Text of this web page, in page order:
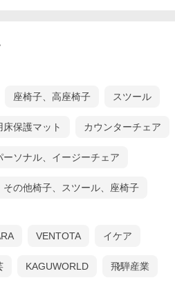
座椅子、高座椅子 スツール
床保護マット カウンターチェア
ーソナル、イージーチェア
その他椅子、スツール、座椅子
VENTOTA イケア
KAGUWORLD 飛騨産業